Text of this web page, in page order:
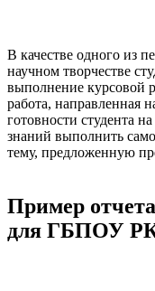
В качестве одного из
научном творчестве
выполнение курсовой
работа, направленная
готовности студента
знаний выполнить
тему, предложенную
Пример
для ГБПОУ